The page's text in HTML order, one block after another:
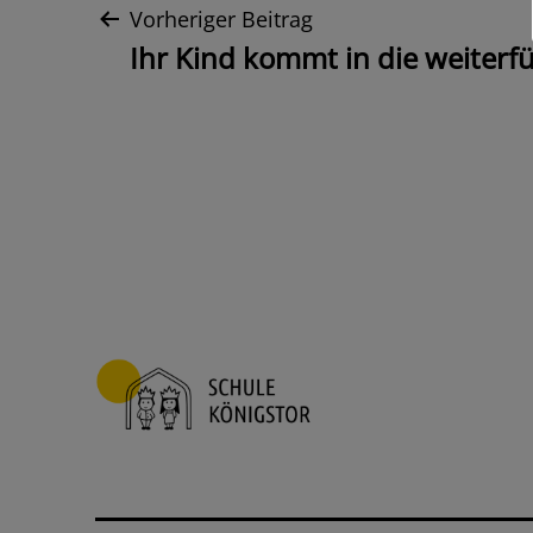
Beitrags-
Vorheriger Beitrag
Ihr Kind kommt in die